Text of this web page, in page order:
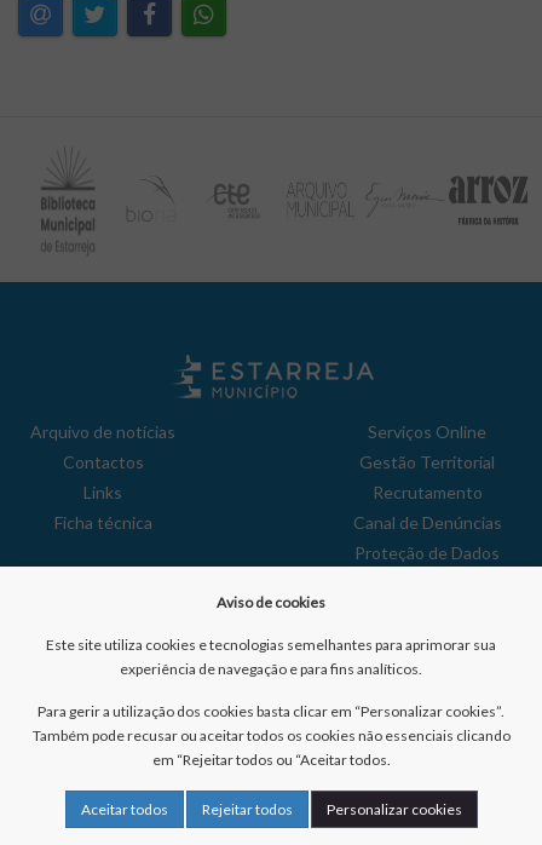
Arquivo de notícias
Contactos
Links
Ficha técnica
Serviços Online
Gestão Territorial
Recrutamento
Canal de Denúncias
Proteção de Dados
Reclamações
41055786
Aviso de cookies
Este site utiliza cookies e tecnologias semelhantes para aprimorar sua
experiência de navegação e para fins analíticos.
Para gerir a utilização dos cookies basta clicar em “Personalizar cookies”.
Também pode recusar ou aceitar todos os cookies não essenciais clicando
em “Rejeitar todos ou “Aceitar todos.
Aceitar todos Rejeitar todos Personalizar cookies